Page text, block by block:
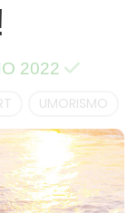
2022
UMORISMO